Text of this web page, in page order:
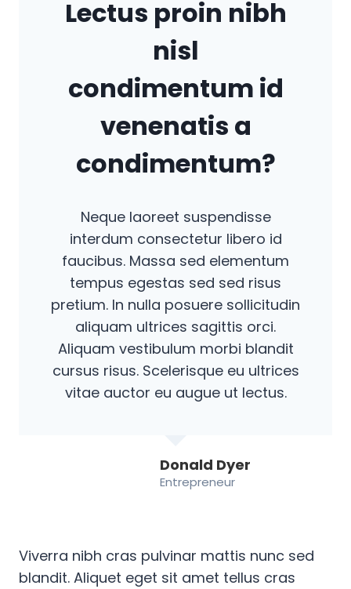
Lectus proin nibh
nisl
condimentum id
venenatis a
condimentum?
Neque laoreet suspendisse
interdum consectetur libero id
faucibus. Massa sed elementum
tempus egestas sed sed risus
pretium. In nulla posuere sollicitudin
aliquam ultrices sagittis orci.
Aliquam vestibulum morbi blandit
cursus risus. Scelerisque eu ultrices
vitae auctor eu augue ut lectus.
Donald Dyer
Entrepreneur
Viverra nibh cras pulvinar mattis nunc sed
blandit. Aliquet eget sit amet tellus cras